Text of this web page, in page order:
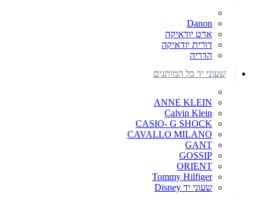
Danon
ארט יודאיקה
דורית יודאיקה
הדריה
שעוני יד כל המותגים
ANNE KLEIN
Calvin Klein
CASIO- G SHOCK
CAVALLO MILANO
GANT
GOSSIP
ORIENT
Tommy Hilfiger
שעוני יד Disney